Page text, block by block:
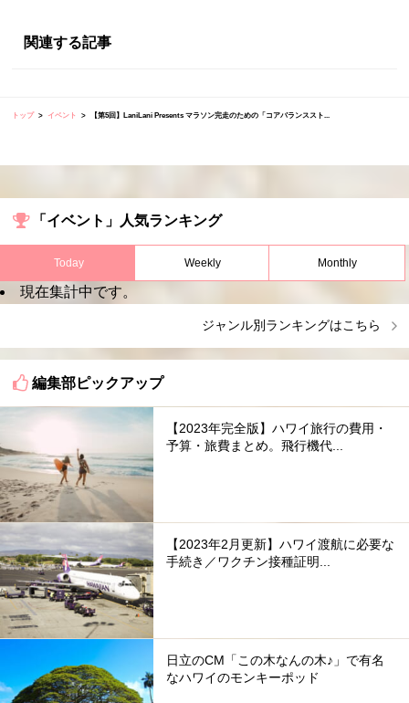
関連する記事
トップ イベント 【第5回】LaniLani Presents マラソン完走のための「コアバランススト...
「イベント」人気ランキング
Today Weekly Monthly
現在集計中です。
ジャンル別ランキングはこちら
編集部ピックアップ
【2023年完全版】ハワイ旅行の費用・
予算・旅費まとめ。飛行機代...
【2023年2月更新】ハワイ渡航に必要な
手続き／ワクチン接種証明...
日立のCM「この木なんの木♪」で有名
なハワイのモンキーポッド